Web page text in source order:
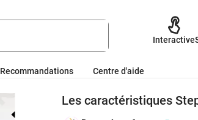
Interactive
Recommandations Centre d'aide
Les caractéristiques